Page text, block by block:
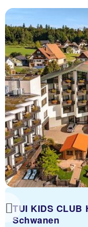
Previous
TUI KIDS
Schwanen